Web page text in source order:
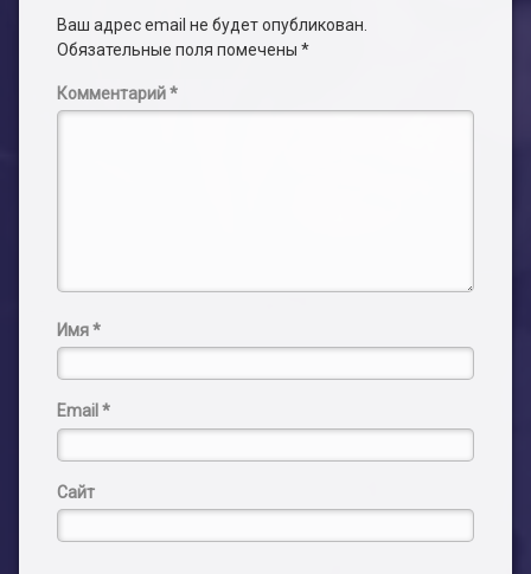
Ваш адрес email не будет опубликован.
Обязательные поля помечены *
Комментарий*
Имя*
Email *
Сайт